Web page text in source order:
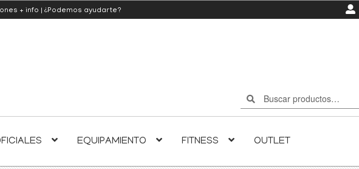
+ info |¿Podemos ayudarte?
Buscar
por:
Buscar
EQUIPAMIENTO FITNESS OUTLET